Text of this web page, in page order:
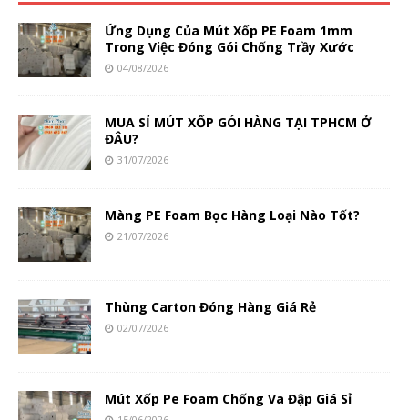
Ứng Dụng Của Mút Xốp PE Foam 1mm
Trong Việc Đóng Gói Chống Trầy Xước
04/08/2026
MUA SỈ MÚT XỐP GÓI HÀNG TẠI TPHCM Ở
ĐÂU?
31/07/2026
Màng PE Foam Bọc Hàng Loại Nào Tốt?
21/07/2026
Thùng Carton Đóng Hàng Giá Rẻ
02/07/2026
Mút Xốp Pe Foam Chống Va Đập Giá Sỉ